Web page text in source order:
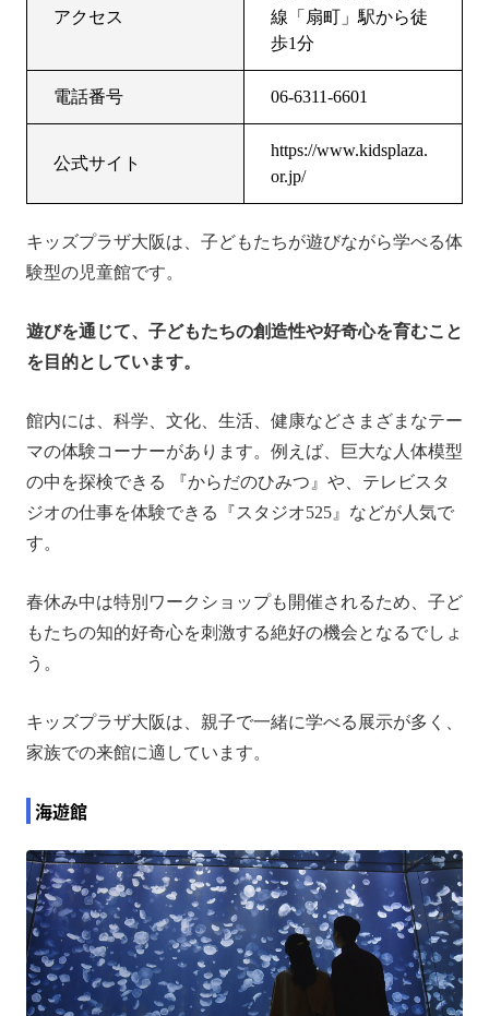
アクセス
線「扇町」駅から徒
歩1分
電話番号 06-6311-6601
公式サイト
https://www.kidsplaza.
or.jp/
キッズプラザ大阪は、子どもたちが遊びながら学べる体
験型の児童館です。
遊びを通じて、子どもたちの創造性や好奇心を育むこと
を目的としています。
館内には、科学、文化、生活、健康などさまざまなテー
マの体験コーナーがあります。例えば、巨大な人体模型
の中を探検できる 『からだのひみつ』や、テレビスタ
ジオの仕事を体験できる『スタジオ525』などが人気で
す。
春休み中は特別ワークショップも開催されるため、子ど
もたちの知的好奇心を刺激する絶好の機会となるでしょ
う。
キッズプラザ大阪は、親子で一緒に学べる展示が多く、
家族での来館に適しています。
海遊館